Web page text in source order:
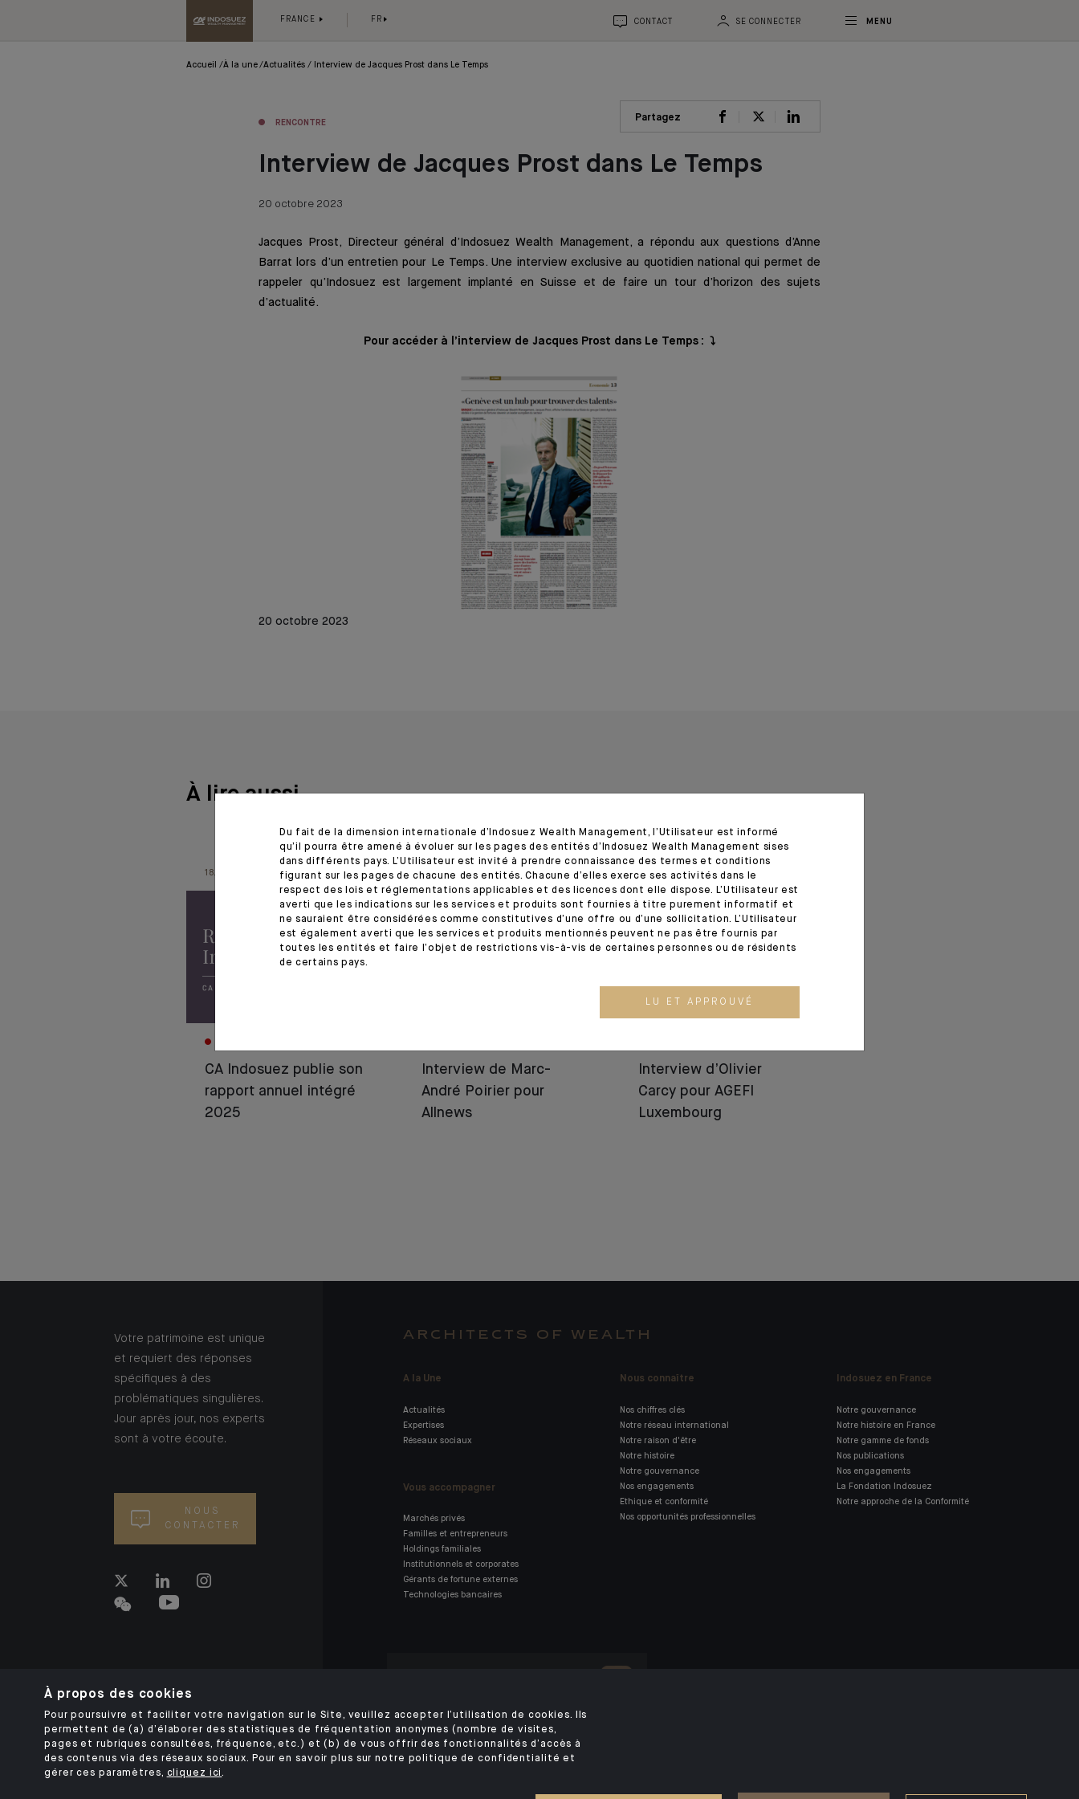
FRANCE FR CONTACT SE CONNECTER MENU
Accueil À la une Actualités Interview de Jacques Prost dans Le Temps
RENCONTRE Partagez
Interview de Jacques Prost dans Le Temps
20 octobre 2023
Jacques Prost, Directeur général d’Indosuez Wealth Management, a répondu aux questions d’Anne
Barrat lors d’un entretien pour Le Temps. Une interview exclusive au quotidien national qui permet de
rappeler qu’Indosuez est largement implanté en Suisse et de faire un tour d’horizon des sujets
d’actualité.
Pour accéder à l’interview de Jacques Prost dans Le Temps : ⤵️
20 octobre 2023
À lire aussi
18.06.26
CA Indosuez publie son
rapport annuel intégré
2025
01.09.25
Interview de Marc-
André Poirier pour
Allnews
28.10.24
Interview d’Olivier
Carcy pour AGEFI
Luxembourg
Votre patrimoine est unique
et requiert des réponses
spécifiques à des
problématiques singulières.
Jour après jour, nos experts
sont à votre écoute.
NOUS
CONTACTER
ARCHITECTS OF WEALTH
A la Une
Actualités
Expertises
Réseaux sociaux
Vous accompagner
Marchés privés
Familles et entrepreneurs
Holdings familiales
Institutionnels et corporates
Gérants de fortune externes
Technologies bancaires
Nous connaître
Nos chiffres clés
Notre réseau international
Notre raison d'être
Notre histoire
Notre gouvernance
Nos engagements
Ethique et conformité
Nos opportunités professionnelles
Indosuez en France
Notre gouvernance
Notre histoire en France
Notre gamme de fonds
Nos publications
Nos engagements
La Fondation Indosuez
Notre approche de la Conformité
MENTIONS LÉGALES DONNÉES PERSONNELLES
ACCÈS SOURDS ET MALENTENDANTS
Du fait de la dimension internationale d’Indosuez Wealth Management, l’Utilisateur est informé
qu’il pourra être amené à évoluer sur les pages des entités d’Indosuez Wealth Management sises
dans différents pays. L’Utilisateur est invité à prendre connaissance des termes et conditions
figurant sur les pages de chacune des entités. Chacune d’elles exerce ses activités dans le
respect des lois et réglementations applicables et des licences dont elle dispose. L’Utilisateur est
averti que les indications sur les services et produits sont fournies à titre purement informatif et
ne sauraient être considérées comme constitutives d’une offre ou d’une sollicitation. L’Utilisateur
est également averti que les services et produits mentionnés peuvent ne pas être fournis par
toutes les entités et faire l’objet de restrictions vis-à-vis de certaines personnes ou de résidents
de certains pays.
LU ET APPROUVÉ
À propos des cookies
Pour poursuivre et faciliter votre navigation sur le Site, veuillez accepter l’utilisation de cookies. Ils
permettent de (a) d’élaborer des statistiques de fréquentation anonymes (nombre de visites,
pages et rubriques consultées, fréquence, etc.) et (b) de vous offrir des fonctionnalités d’accès à
des contenus via des réseaux sociaux. Pour en savoir plus sur notre politique de confidentialité et
gérer ces paramètres, cliquez ici.